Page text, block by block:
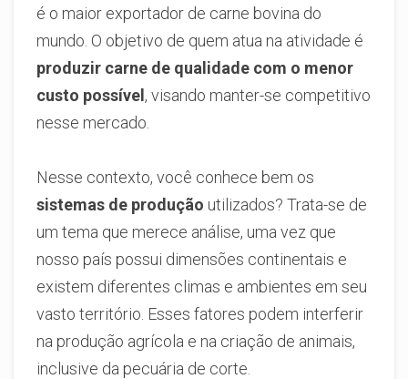
é o maior exportador de carne bovina do
mundo. O objetivo de quem atua na atividade é
produzir carne de qualidade com o menor
custo possível , visando manter-se competitivo
nesse mercado.
Nesse contexto, você conhece bem os
sistemas de produção utilizados? Trata-se de
um tema que merece análise, uma vez que
nosso país possui dimensões continentais e
existem diferentes climas e ambientes em seu
vasto território. Esses fatores podem interferir
na produção agrícola e na criação de animais,
inclusive da pecuária de corte.